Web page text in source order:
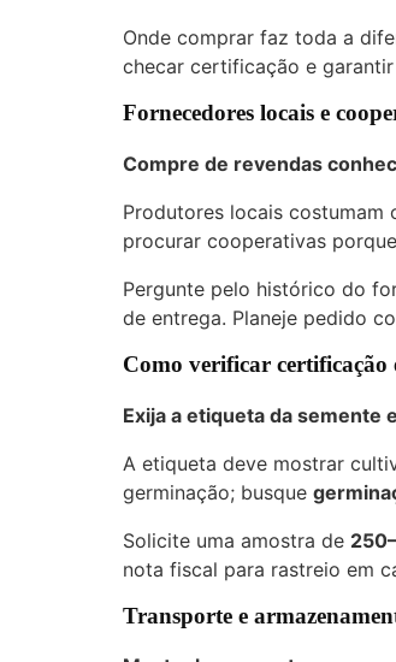
Onde comprar faz toda a
checar certificação e
Fornecedores locais e
Compre de revendas
Produtores locais
procurar cooperativas
Pergunte pelo histórico do
de entrega. Planeje pedido
Como verificar certificação
Exija a etiqueta da semente
A etiqueta deve mostrar
germinação; busque
Solicite uma amostra de
nota fiscal para rastreio em
Transporte e